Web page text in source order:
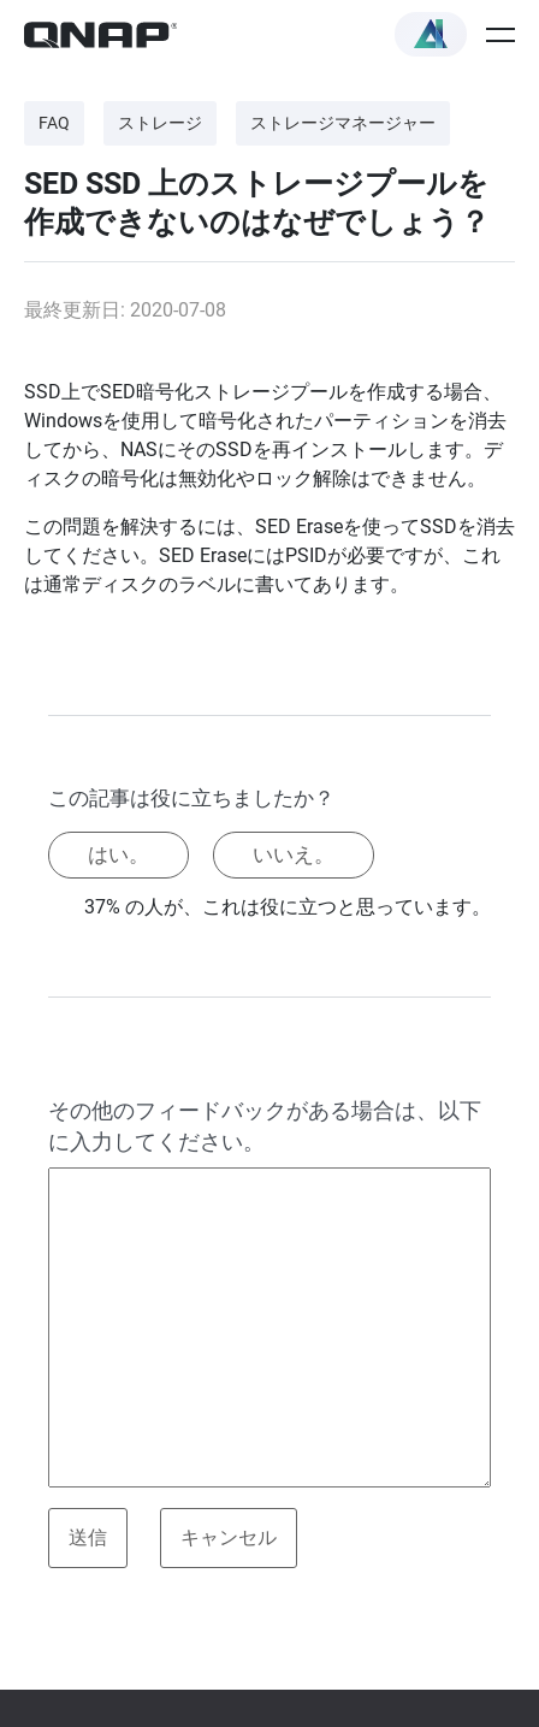
FAQ ストレージ ストレージマネージャー
SED SSD 上のストレージプールを
作成できないのはなぜでしょう？
最終更新日: 2020-07-08
SSD上でSED暗号化ストレージプールを作成する場合、
Windowsを使用して暗号化されたパーティションを消去
してから、NASにそのSSDを再インストールします。デ
ィスクの暗号化は無効化やロック解除はできません。
この問題を解決するには、SED Eraseを使ってSSDを消去
してください。SED EraseにはPSIDが必要ですが、これ
は通常ディスクのラベルに書いてあります。
この記事は役に立ちましたか？
はい。 いいえ。
37% の人が、これは役に立つと思っています。
その他のフィードバックがある場合は、以下
に入力してください。